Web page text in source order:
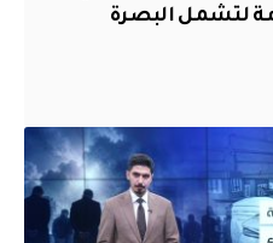
لتشمل البصرة